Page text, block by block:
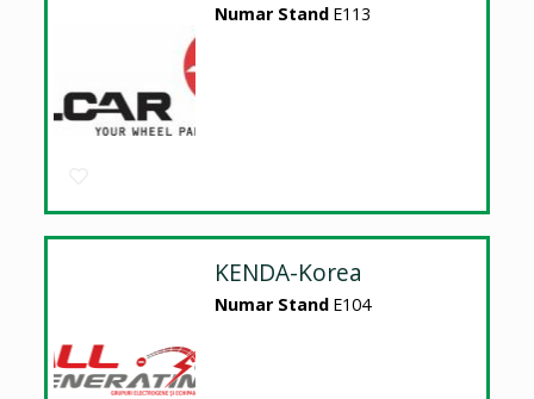
Numar Stand E113
KENDA-Korea
Numar Stand E104